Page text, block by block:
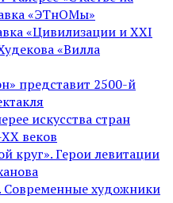
«ЭТнОМы»
«Цивилизации и ХХI
«Вилла
представит 2500-й
искусства стран
веков
круг». Герои левитации
Современные художники